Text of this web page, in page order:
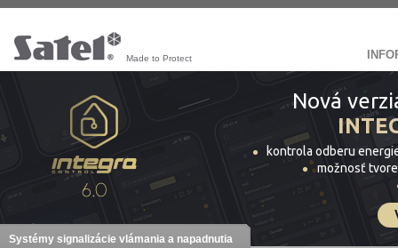
Made to Protect
Nová
kontrola odberu
možnosť
Systémy signalizácie vlámania a napadnutia